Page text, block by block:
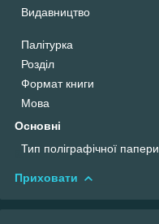
Видавництво
Палітурка
Розділ
Формат книги
Мова
Основні
Тип поліграфічної папери
Приховати